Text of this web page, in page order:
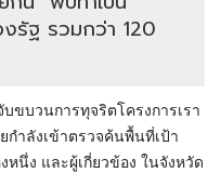
รัฐ รวมกว่า 120
ขบวนการทุจริตโครงการเรา
กำลังเข้าตรวจค้นพื้นที่เป้า
นึ่ง และผู้เกี่ยวข้อง ในจังหวัด